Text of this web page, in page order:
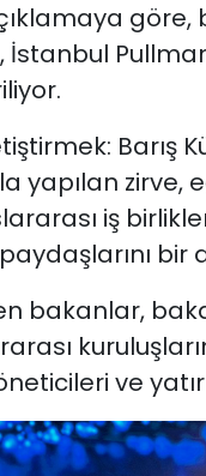
İstanbul
Barış
yapılan zirve,
iş
bir
bakanlar,
ve